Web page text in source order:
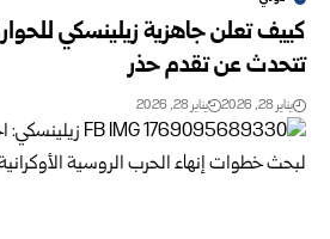
كييف تعلن جاهزية زيلينسكي
تتحدث عن تقدم حذر
يناير 28, 2026 يناير 28, 2026